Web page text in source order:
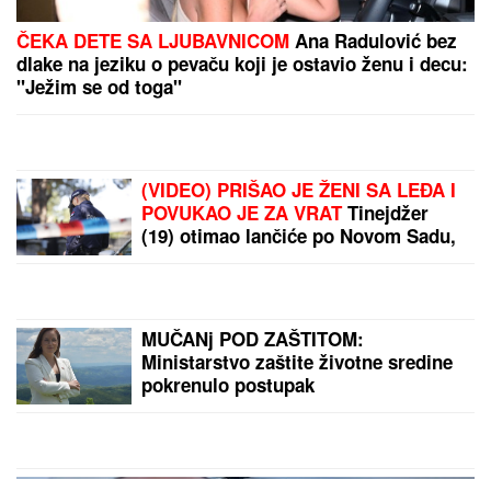
"ZATO JE I BIVŠI"